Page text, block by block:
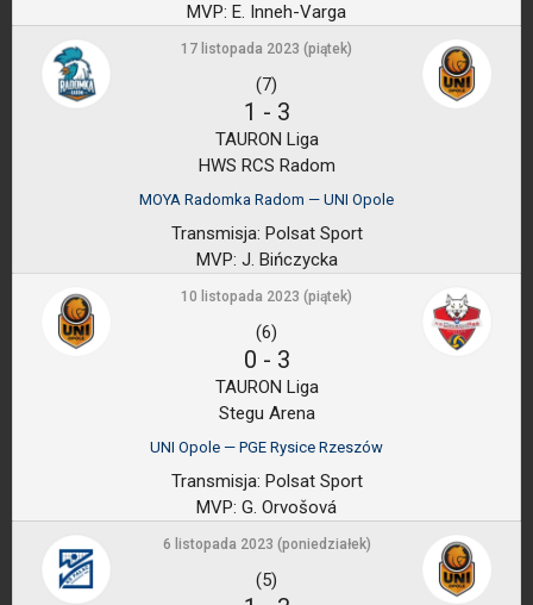
MVP: E. Inneh-Varga
17 listopada 2023 (piątek)
(7)
1 - 3
TAURON Liga
HWS RCS Radom
MOYA Radomka Radom — UNI Opole
Transmisja: Polsat Sport
MVP: J. Bińczycka
10 listopada 2023 (piątek)
(6)
0 - 3
TAURON Liga
Stegu Arena
UNI Opole — PGE Rysice Rzeszów
Transmisja: Polsat Sport
MVP: G. Orvošová
6 listopada 2023 (poniedziałek)
(5)